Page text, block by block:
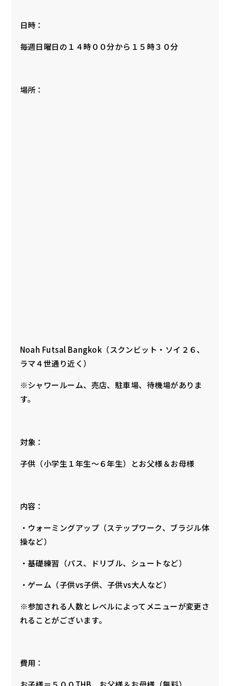
日時：
毎週日曜日の１４時００分から１５時３０分
場所：
Noah Futsal Bangkok（スクンビット・ソイ２６、
ラマ４世通り近く）
※シャワールーム、売店、駐車場、待機場がありま
す。
対象：
子供（小学生１年生〜６年生）とお父様＆お母様
内容：
・ウォーミングアップ（ステップワーク、ブラジル体
操など）
・基礎練習（パス、ドリブル、シュートなど）
・ゲーム（子供vs子供、子供vs大人など）
※参加される人数とレベルによってメニューが変更さ
れることがございます。
費用：